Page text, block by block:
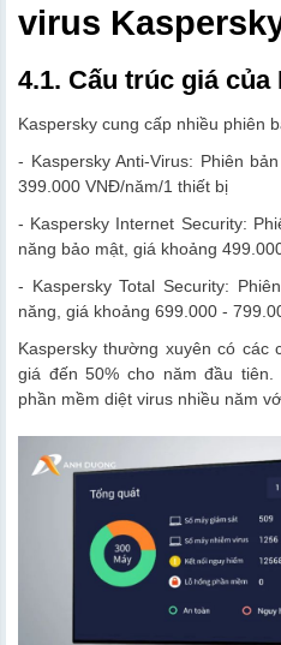
virus
4.1. Cấu trúc giá
Kaspersky cung cấp nhiều phiên
- Kaspersky Anti-Virus: Phiên
399.000 VNĐ/năm/1 thiết bị
- Kaspersky Internet Security:
năng bảo mật, giá khoảng
- Kaspersky Total Security:
năng, giá khoảng 699.000 -
Kaspersky thường xuyên có các
giá đến 50% cho năm đầu
phần mềm diệt virus nhiều năm